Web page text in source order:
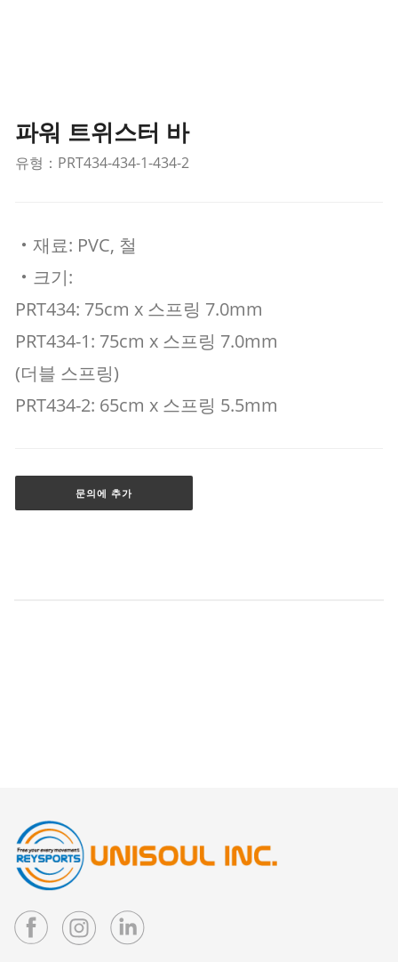
파워 트위스터 바
유형：PRT434-434-1-434-2
‧재료: PVC, 철
‧크기:
PRT434: 75cm x 스프링 7.0mm
PRT434-1: 75cm x 스프링 7.0mm
(더블 스프링)
PRT434-2: 65cm x 스프링 5.5mm
문의에 추가